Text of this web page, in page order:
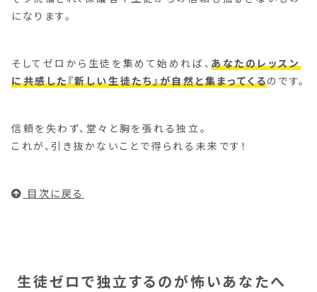
になります。
そしてゼロから生徒を集めて始めれば、あなたのレッスン
に共感した『新しい生徒たち』が自然と集まってくるのです。
信頼を失わず、堂々と胸を張れる独立。
これが、引き抜かないことで得られる未来です！
目次に戻る
生徒ゼロで独立するのが怖いあなたへ